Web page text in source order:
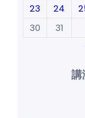
23
24
30
31
講